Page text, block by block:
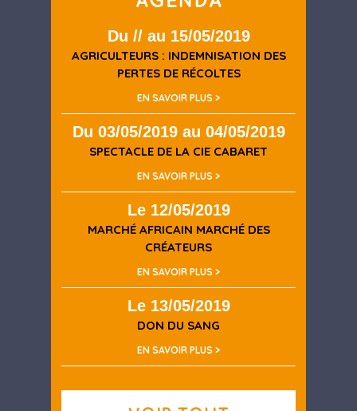
Du // au 15/05/2019
AGRICULTEURS : INDEMNISATION DES
PERTES DE RÉCOLTES
EN SAVOIR PLUS >
Du 03/05/2019 au 04/05/2019
SPECTACLE DE LA CIE CABARET
EN SAVOIR PLUS >
Le 12/05/2019
MARCHÉ AFRICAIN MARCHÉ DES
CRÉATEURS
EN SAVOIR PLUS >
Le 13/05/2019
DON DU SANG
EN SAVOIR PLUS >